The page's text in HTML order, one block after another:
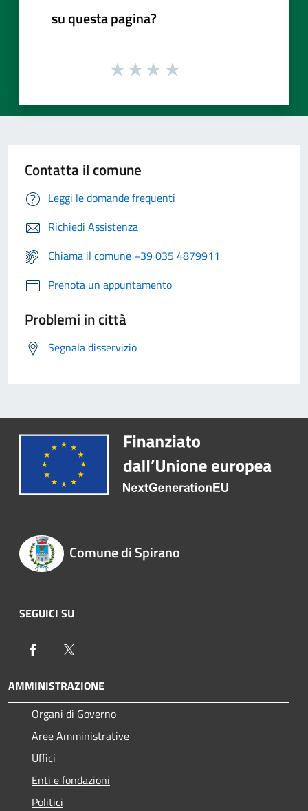
su questa pagina?
Contatta il comune
Leggi le domande frequenti
Richiedi Assistenza
Chiama il comune +39 035 4879911
Prenota un appuntamento
Problemi in città
Segnala disservizio
Comune di Spirano
SEGUICI SU
Facebook
AMMINISTRAZIONE
Organi di Governo
Aree Amministrative
Uffici
Enti e fondazioni
Politici